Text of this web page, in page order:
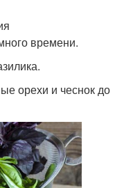
времени.
орехи и чеснок до